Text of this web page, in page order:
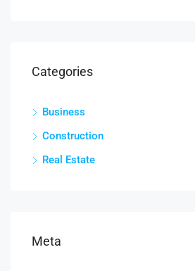
Categories
Business
Construction
Real Estate
Meta